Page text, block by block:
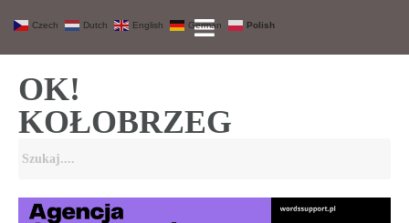
OK!
KOŁOBRZEG
Czech Dutch English German Polish